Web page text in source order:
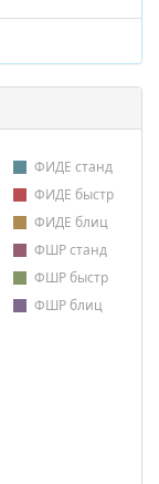
ФИДЕ станд
ФИДЕ быстр
ФИДЕ блиц
ФШР станд
ФШР быстр
ФШР блиц